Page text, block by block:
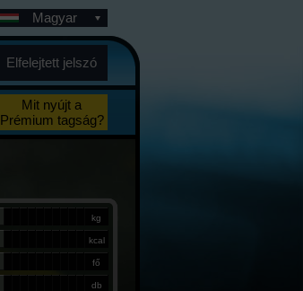
Magyar
Elfelejtett jelszó
Mit nyújt a
Prémium tagság?
kg
kcal
fő
db